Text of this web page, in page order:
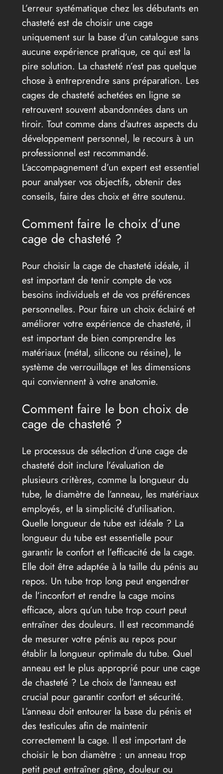
L’erreur systématique chez les débutants en
chasteté est de choisir une cage
uniquement sur la base d’un catalogue sans
aucune expérience pratique, ce qui est la
pire solution. La chasteté n’est pas quelque
chose à entreprendre sans préparation. Les
cages de chasteté achetées en ligne se
retrouvent souvent abandonnées dans un
tiroir. Tout comme dans d’autres aspects du
développement personnel, le recours à un
professionnel est recommandé.
L’accompagnement d’un expert est essentiel
pour analyser vos objectifs, obtenir des
conseils, faire des choix et être soutenu.
Comment faire le choix d’une
cage de chasteté ?
Pour choisir la cage de chasteté idéale, il
est important de tenir compte de vos
besoins individuels et de vos préférences
personnelles. Pour faire un choix éclairé et
améliorer votre expérience de chasteté, il
est important de bien comprendre les
matériaux (métal, silicone ou résine), le
système de verrouillage et les dimensions
qui conviennent à votre anatomie.
Comment faire le bon choix de
cage de chasteté ?
Le processus de sélection d’une cage de
chasteté doit inclure l’évaluation de
plusieurs critères, comme la longueur du
tube, le diamètre de l’anneau, les matériaux
employés, et la simplicité d’utilisation.
Quelle longueur de tube est idéale ? La
longueur du tube est essentielle pour
garantir le confort et l’efficacité de la cage.
Elle doit être adaptée à la taille du pénis au
repos. Un tube trop long peut engendrer
de l’inconfort et rendre la cage moins
efficace, alors qu’un tube trop court peut
entraîner des douleurs. Il est recommandé
de mesurer votre pénis au repos pour
établir la longueur optimale du tube. Quel
anneau est le plus approprié pour une cage
de chasteté ? Le choix de l’anneau est
crucial pour garantir confort et sécurité.
L’anneau doit entourer la base du pénis et
des testicules afin de maintenir
correctement la cage. Il est important de
choisir le bon diamètre : un anneau trop
petit peut entraîner gêne, douleur ou